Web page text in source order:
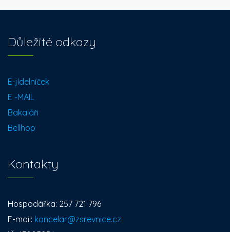
t
s
n
a
v
i
g
a
t
Důležité odkazy
E-jídelníček
E -MAIL
Bakaláři
Bellhop
Kontakty
Hospodářka: 257 721 796
E-mail: kancelar@zsrevnice.cz